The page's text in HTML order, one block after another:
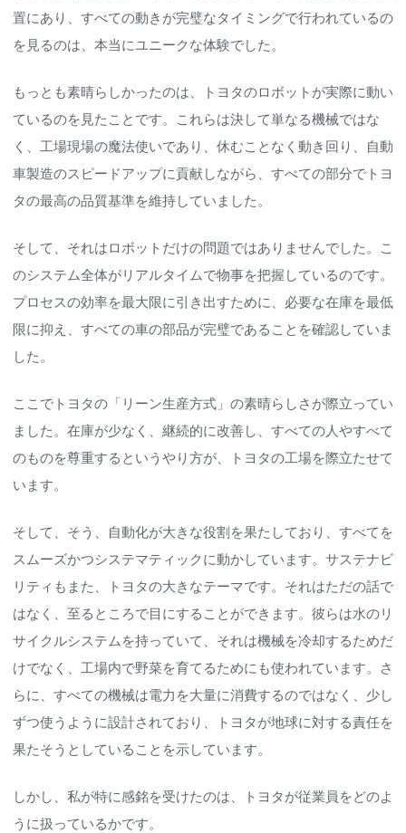
置にあり、すべての動きが完璧なタイミングで行われているの
を見るのは、本当にユニークな体験でした。
もっとも素晴らしかったのは、トヨタのロボットが実際に動い
ているのを見たことです。これらは決して単なる機械ではな
く、工場現場の魔法使いであり、休むことなく動き回り、自動
車製造のスピードアップに貢献しながら、すべての部分でトヨ
タの最高の品質基準を維持していました。
そして、それはロボットだけの問題ではありませんでした。こ
のシステム全体がリアルタイムで物事を把握しているのです。
プロセスの効率を最大限に引き出すために、必要な在庫を最低
限に抑え、すべての車の部品が完璧であることを確認していま
した。
ここでトヨタの「リーン生産方式」の素晴らしさが際立ってい
ました。在庫が少なく、継続的に改善し、すべての人やすべて
のものを尊重するというやり方が、トヨタの工場を際立たせて
います。
そして、そう、自動化が大きな役割を果たしており、すべてを
スムーズかつシステマティックに動かしています。サステナビ
リティもまた、トヨタの大きなテーマです。それはただの話で
はなく、至るところで目にすることができます。彼らは水のリ
サイクルシステムを持っていて、それは機械を冷却するためだ
けでなく、工場内で野菜を育てるためにも使われています。さ
らに、すべての機械は電力を大量に消費するのではなく、少し
ずつ使うように設計されており、トヨタが地球に対する責任を
果たそうとしていることを示しています。
しかし、私が特に感銘を受けたのは、トヨタが従業員をどのよ
うに扱っているかです。